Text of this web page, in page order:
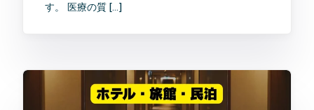
す。 医療の質 […]